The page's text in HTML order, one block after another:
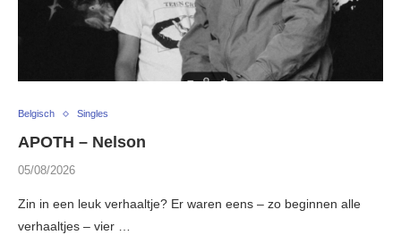
Belgisch Singles
APOTH – Nelson
05/08/2026
Zin in een leuk verhaaltje? Er waren eens – zo beginnen alle
verhaaltjes – vier …